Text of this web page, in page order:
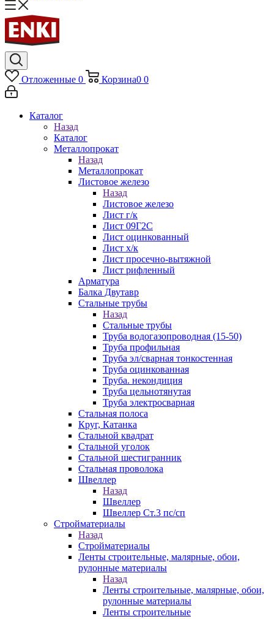
Отложенные 0 Корзина0 0
Каталог
Назад
Каталог
Металлопрокат
Назад
Металлопрокат
Листовое железо
Назад
Листовое железо
Лист г/к
Лист 09Г2С
Лист оцинкованный
Лист х/к
Лист просечно-вытяжной
Лист рифленный
Арматура
Балка Двутавр
Стальные трубы
Назад
Стальные трубы
Труба водогазопроводная (15-50)
Труба профильная
Труба эл/сварная тонкостенная
Труба оцинкованная
Труба. некондиция
Труба цельнотянутая
Труба электросварная
Стальная полоса
Круг, Катанка
Стальной квадрат
Стальной уголок
Стальной шестигранник
Стальная проволока
Швеллер
Назад
Швеллер
Швеллер Ст.3 пс/сп
Стройматериалы
Назад
Стройматериалы
Ленты строительные, малярные, обои,
рулонные материалы
Назад
Ленты строительные, малярные, обои,
рулонные материалы
Ленты строительные